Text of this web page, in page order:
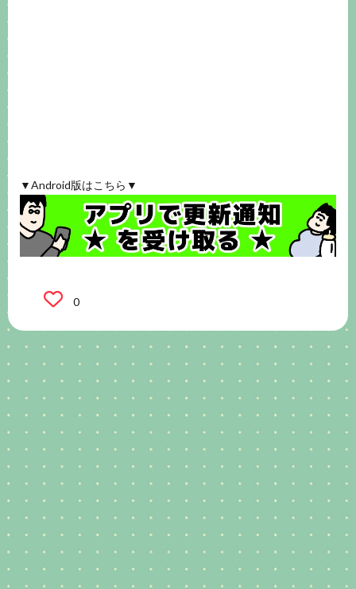
▼Android版はこちら▼
0